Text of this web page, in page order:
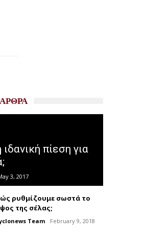
ιδανική πίεση για
3, 2017
ρυθμίζουμε σωστά το
της σέλας;
Team February 9, 2018